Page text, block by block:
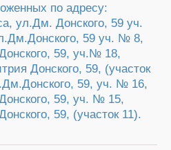
по адресу:
ул.Дм. Донского, 59 уч.
59 уч. № 8,
59, уч.№ 18,
Донского, 59, (участок
59, уч. № 16,
59, уч. № 15,
59, (участок 11).